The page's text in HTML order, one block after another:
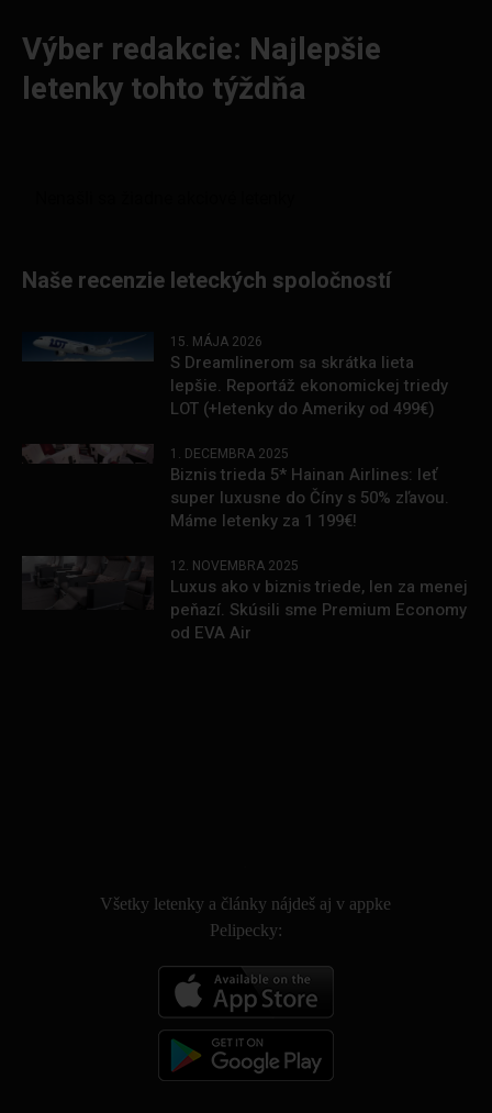
Výber redakcie: Najlepšie
letenky tohto týždňa
Naše recenzie leteckých spoločností
15. MÁJA 2026
S Dreamlinerom sa skrátka lieta
lepšie. Reportáž ekonomickej triedy
LOT (+letenky do Ameriky od 499€)
1. DECEMBRA 2025
Biznis trieda 5* Hainan Airlines: leť
super luxusne do Číny s 50% zľavou.
Máme letenky za 1 199€!
12. NOVEMBRA 2025
Luxus ako v biznis triede, len za menej
peňazí. Skúsili sme Premium Economy
od EVA Air
Všetky letenky a články nájdeš aj v appke
Pelipecky: